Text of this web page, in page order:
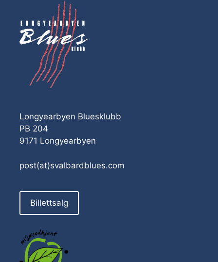
Longyearbyen Bluesklubb
PB 204
9171 Longyearbyen
post(at)svalbardblues.com
Billettsalg